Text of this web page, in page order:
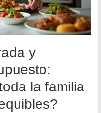
y
la familia